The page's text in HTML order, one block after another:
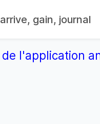
gain, journal
l'application